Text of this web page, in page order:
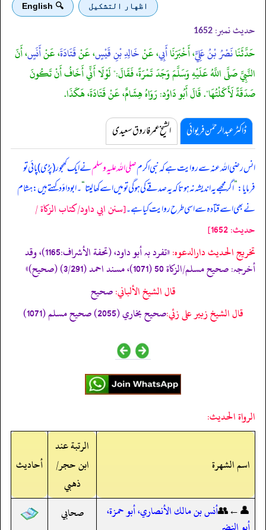
اظهار التشكيل 🔍 English
حدیث نمبر: 1652
حَدَّثَنَانَصْرُ بْنُ عَلِيٍّ، أَخْبَرَنَاأَبِي، عَنْخَالِدِ بْنِ قَيْسٍ، عَنْقَتَادَةَ، عَنْأَنَسٍ، أَنّ
النَّبِيَّ صَلَّى اللَّهُ عَلَيْهِ وَسَلَّمَ وَجَدَ تَمْرَةً، فَقَالَ:" لَوْلَا أَنِّي أَخَافُ أَنْ تَكُونَ
صَدَقَةً لَأَكَلْتُهَا". قَالَ أَبُو دَاوُد: رَوَاهُ هِشَامٌ، عَنْ قَتَادَةَ، هَكَذَا.
ڈاکٹر عبدالرحمٰن فریوائی الشیخ عمر فاروق سعیدی
انس رضی اللہ عنہ سے روایت ہے کہنبی اکرمصلی اللہ علیہ وسلمنے ایک کھجور (پڑی) پائی تو
فرمایا:”اگر مجھے یہ اندیشہ نہ ہو تاکہ یہ صدقے کی ہو گی تو میں اسے کھا لیتا“۔ ابوداؤد کہتے ہیں: ہشام
نے بھی اسے قتادہ سے اسی طرح روایت کیا ہے۔[سنن ابي داود/كتاب الزكاة /
حدیث: 1652]
تخریج الحدیث دارالدعوہ:
«‏‏‏‏تفرد بہ أبو داود، (تحفة الأشراف:1165)، وقد
أخرجہ: صحیح مسلم/الزکاة 50 (1071)، مسند احمد (3/291) (صحیح)»
قال الشيخ الألباني:صحيح
قال الشيخ زبير على زئي:صحيح بخاري (2055) صحيح مسلم (1071)
الرواة الحديث:
اسم الشهرة
الرتبة عند
ابن حجر/
ذهبي
أحاديث
👤←👥أنس بن مالك الأنصاري، أبو حمزة،
صحابي